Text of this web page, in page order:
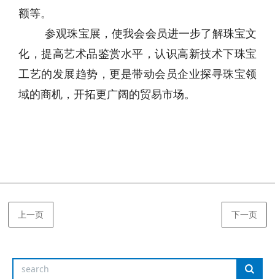
额等。
参观珠宝展，使我会会员进一步了解珠宝文
化，提高艺术品鉴赏水平，认识高新技术下珠宝
工艺的发展趋势，更是带动会员企业探寻珠宝领
域的商机，开拓更广阔的贸易市场。
上一页 下一页